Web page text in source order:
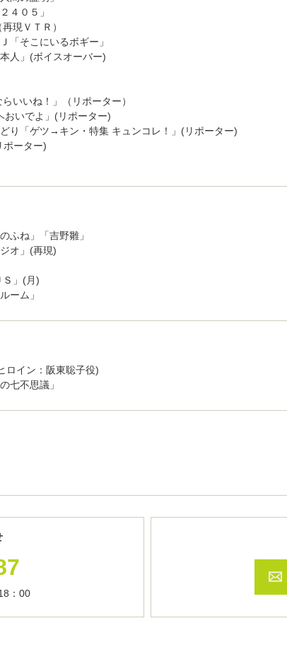
４０５」
現ＶＴＲ）
「そこにいるボギー」
人」(ボイスオーバー)
いいね！」（リポーター）
おいでよ」(リポーター)
り「ゲツ→キン・特集 キュンコレ！」(リポーター)
ポーター)
ふね」「吉野雛」
オ」(再現)
Ｓ」(月)
ーム」
ロイン：阪東聡子役)
七不思議」
：00